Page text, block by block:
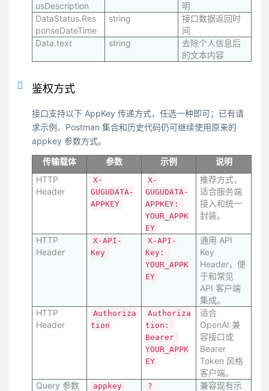
usDescription
明
DataStatus.Res
ponseDateTime
string
接口数据返回时
间
Data.text
string
去除个人信息后
的文本内容
鉴权方式
接口支持以下 AppKey 传递方式，任选一种即可；已有请
求示例、Postman 集合和历史代码仍可继续使用原来的
appkey 参数方式。
传输载体
参数 示例
说明
HTTP
Header
X-
GUGUDATA-
APPKEY
X-
GUGUDATA-
APPKEY:
YOUR_APPK
EY
推荐方式，
适合服务端
接入和统一
封装。
HTTP
Header
X-API-
Key
X-API-
Key:
YOUR_APPK
EY
通用 API
Key
Header，便
于和常见
API 客户端
集成。
HTTP
Header
Authoriza
tion
Authoriza
tion:
Bearer
YOUR_APPK
EY
适合
OpenAI 兼
容接口或
Bearer
Token 风格
客户端。
Query 参数
appkey
?
兼容现有示